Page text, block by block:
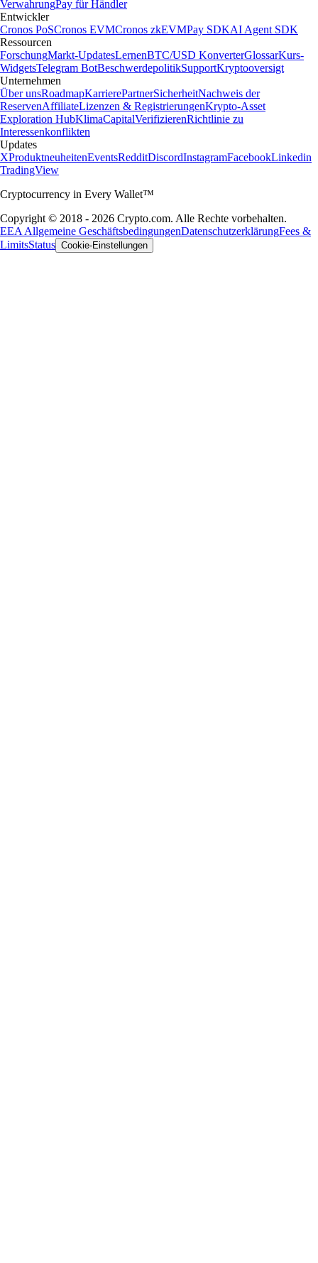
VerwahrungPay für Händler
Entwickler
Cronos PoSCronos EVMCronos zkEVMPay SDKAI Agent SDK
Ressourcen
ForschungMarkt-UpdatesLernenBTC/USD KonverterGlossarKurs-
WidgetsTelegram BotBeschwerdepolitikSupportKryptooversigt
Unternehmen
Über unsRoadmapKarrierePartnerSicherheitNachweis der
ReservenAffiliateLizenzen & RegistrierungenKrypto-Asset
Exploration HubKlimaCapitalVerifizierenRichtlinie zu
Interessenkonflikten
Updates
XProduktneuheitenEventsRedditDiscordInstagramFacebookLinkedin
TradingView
Cryptocurrency in Every Wallet™
Copyright © 2018 - 2026 Crypto.com. Alle Rechte vorbehalten.
EEA Allgemeine GeschäftsbedingungenDatenschutzerklärungFees &
LimitsStatus Cookie-Einstellungen